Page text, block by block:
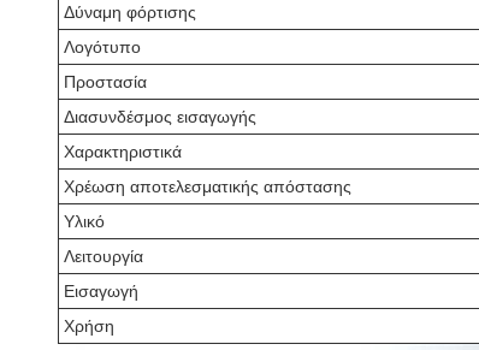
Δύναμη φόρτισης
Λογότυπο
Προστασία
Διασυνδέσμος εισαγωγής
Χαρακτηριστικά
Χρέωση αποτελεσματικής απόστασης
Υλικό
Λειτουργία
Εισαγωγή
Χρήση